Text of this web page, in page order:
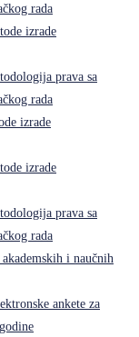
rada
izrade
prava sa
rada
izrade
izrade
prava sa
rada
i naučnih
ankete za